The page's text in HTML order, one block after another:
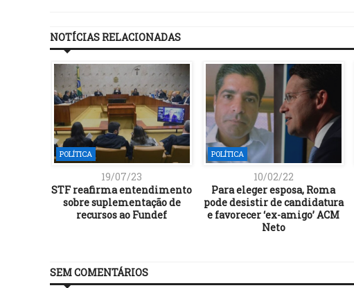
NOTÍCIAS RELACIONADAS
POLÍTICA
19/07/23
STF reafirma entendimento
sobre suplementação de
recursos ao Fundef
POLÍTICA
10/02/22
Para eleger esposa, Roma
pode desistir de candidatura
e favorecer ‘ex-amigo’ ACM
Neto
SEM COMENTÁRIOS